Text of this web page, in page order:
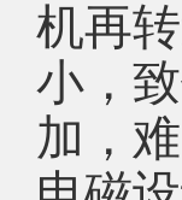
机再
小，
加，